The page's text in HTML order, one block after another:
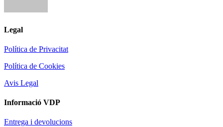
Legal
Política de Privacitat
Política de Cookies
Avis Legal
Informació VDP
Entrega i devolucions